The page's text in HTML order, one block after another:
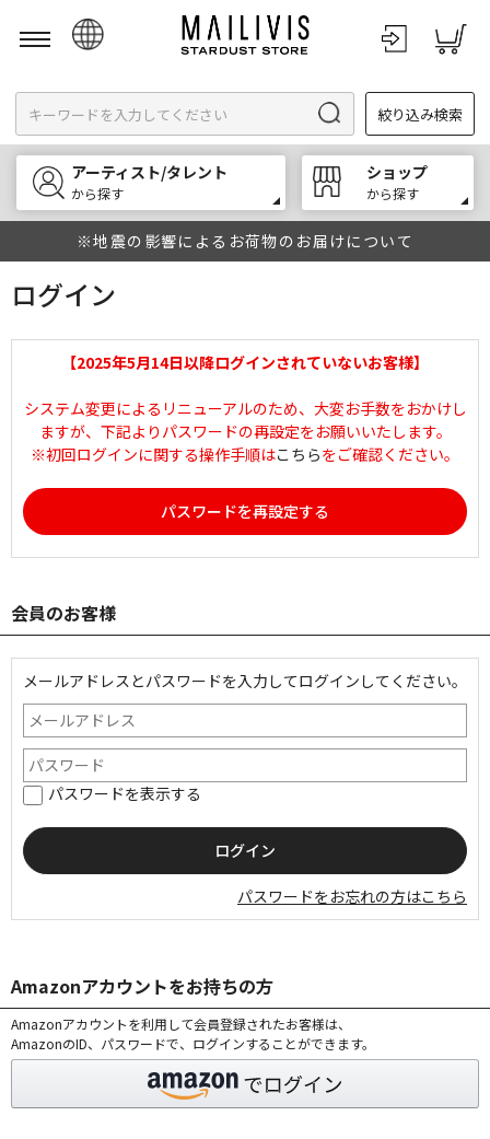
English
한국어
中文
絞り込み検索
アーティスト/タレント
から探す
ショップ
から探す
※地震の影響によるお荷物のお届けについて
ログイン
【2025年5月14日以降ログインされていないお客様】
システム変更によるリニューアルのため、大変お手数をおかけし
ますが、下記よりパスワードの再設定をお願いいたします。
※初回ログインに関する操作手順はこちらをご確認ください。
パスワードを再設定する
会員のお客様
メールアドレスとパスワードを入力してログインしてください。
パスワードを表示する
パスワードをお忘れの方はこちら
Amazonアカウントをお持ちの方
Amazonアカウントを利用して会員登録されたお客様は、
AmazonのID、パスワードで、ログインすることができます。